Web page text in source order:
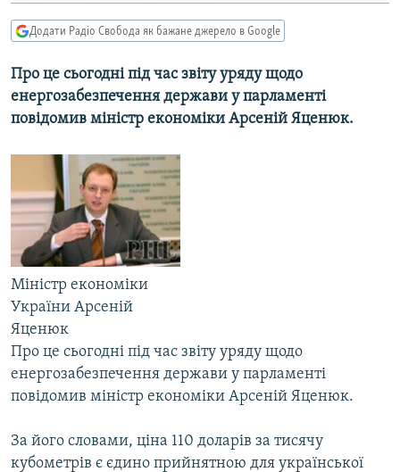
СПОРТ
СВІТ
ТИ ЯК?
КИТАЙ.ВИКЛИКИ
МУЛЬТИМЕДІА
СПЕЦПРОЄКТИ
ПОДКАСТИ
КРИМ РЕАЛІЇ
РУС
УКР
КТАТ
ДОЛУЧАЙСЯ!
Додати Радіо Свобода як бажане джерело в Google
Про це сьогодні під час звіту уряду щодо
енергозабезпечення держави у парламенті
повідомив міністр економіки Арсеній Яценюк.
Міністр економіки
України Арсеній
Яценюк
Про це сьогодні під час звіту уряду щодо
енергозабезпечення держави у парламенті
повідомив міністр економіки Арсеній Яценюк.
За його словами, ціна 110 доларів за тисячу
кубометрів є єдино прийнятною для української